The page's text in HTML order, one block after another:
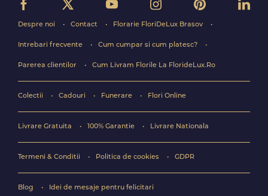
Despre noi Contact Florarie FloriDeLux Brasov
Intrebari frecvente Cum cumpar si cum platesc?
Parerea clientilor Cum Livram Florile La FlorideLux.Ro
Colectii Cadouri Funerare Flori Online
Livrare Gratuita 100% Garantie Livrare Nationala
Termeni & Conditii Politica de cookies GDPR
Blog Idei de mesaje pentru felicitari